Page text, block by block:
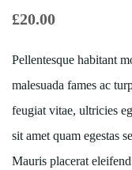
£20.00
Pellentesque habitant
malesuada fames ac
feugiat vitae, ultricies
sit amet quam egestas
Mauris placerat